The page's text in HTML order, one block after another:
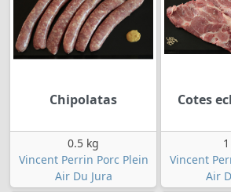
Chipolatas
0.5 kg
Vincent Perrin Porc Plein
Air Du Jura
Cotes
Vincent
Air